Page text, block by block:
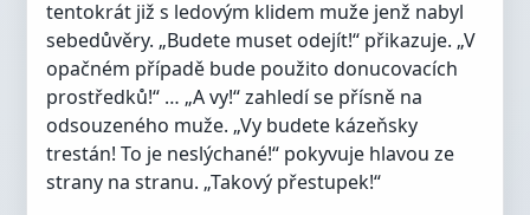
tentokrát již s ledovým klidem muže jenž nabyl
sebedůvěry. „Budete muset odejít!“ přikazuje. „V
opačném případě bude použito donucovacích
prostředků!“ … „A vy!“ zahledí se přísně na
odsouzeného muže. „Vy budete kázeňsky
trestán! To je neslýchané!“ pokyvuje hlavou ze
strany na stranu. „Takový přestupek!“